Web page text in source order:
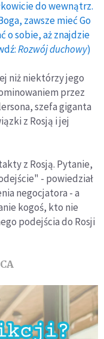
do wewnątrz.
zawsze mieć Go
o sobie, aż znajdzie
Rozwój duchowy)
niż niektórzy jego
przez
szefa giganta
z Rosją i jej
z Rosją. Pytanie,
- powiedział
negocjatora - a
kogoś, kto nie
podejścia do Rosji